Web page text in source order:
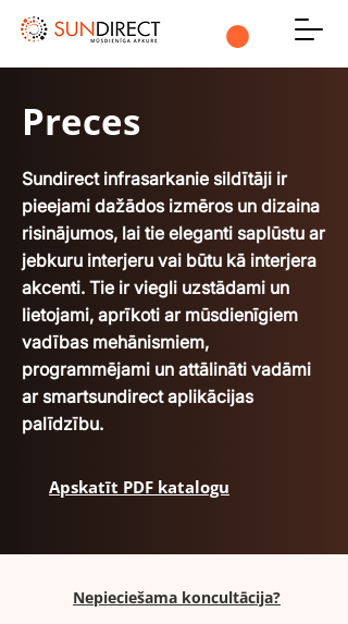
Preces
Sundirect infrasarkanie sildītāji ir
pieejami dažādos izmēros un dizaina
risinājumos, lai tie eleganti saplūstu ar
jebkuru interjeru vai būtu kā interjera
akcenti. Tie ir viegli uzstādami un
lietojami, aprīkoti ar mūsdienīgiem
vadības mehānismiem,
programmējami un attālināti vadāmi
ar smartsundirect aplikācijas
palīdzību.
Apskatīt PDF katalogu
Nepieciešama koncultācija?